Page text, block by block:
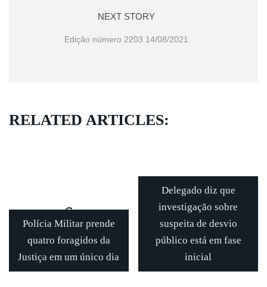
NEXT STORY
Edição número 2203 14/08/2021
RELATED ARTICLES:
Polícia Militar prende
quatro foragidos da
Justiça em um único dia
Delegado diz que
investigação sobre
suspeita de desvio
público está em fase
inicial